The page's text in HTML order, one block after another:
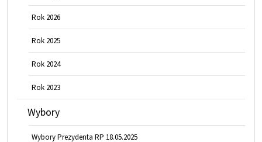
Rok 2026
Rok 2025
Rok 2024
Rok 2023
Wybory
Wybory Prezydenta RP 18.05.2025